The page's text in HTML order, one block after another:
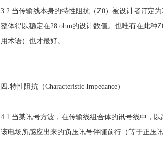
3.2 当传输线本身的特性阻抗（Z0）被设计者订定
整体得以稳定在28 ohm的设计数值。也唯有在此种
用术语）也才最好。
四.特性阻抗（Characteristic Impedance）
4.1 当某讯号方波，在传输线组合体的讯号线中，
该电场所感应出来的负压讯号伴随前行（等于正压